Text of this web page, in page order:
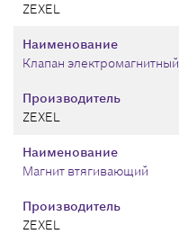
ZEXEL
Производитель
ZEXEL
Наименование
Клапан электромагнитный
Производитель
ZEXEL
Наименование
Магнит втягивающий